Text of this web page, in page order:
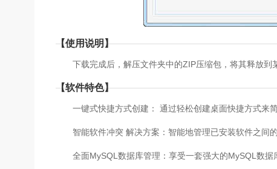
【使用说明】
下载完成后，解压文件夹中的ZIP压缩包，将其释放到
【软件特色】
一键式快捷方式创建： 通过轻松创建桌面快捷方式来简
智能软件冲突 解决方案：智能地管理已安装软件之间的
全面MySQL数据库管理：享受一套强大的MySQL数据